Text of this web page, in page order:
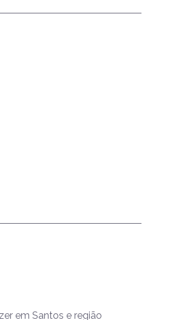
em Santos e região